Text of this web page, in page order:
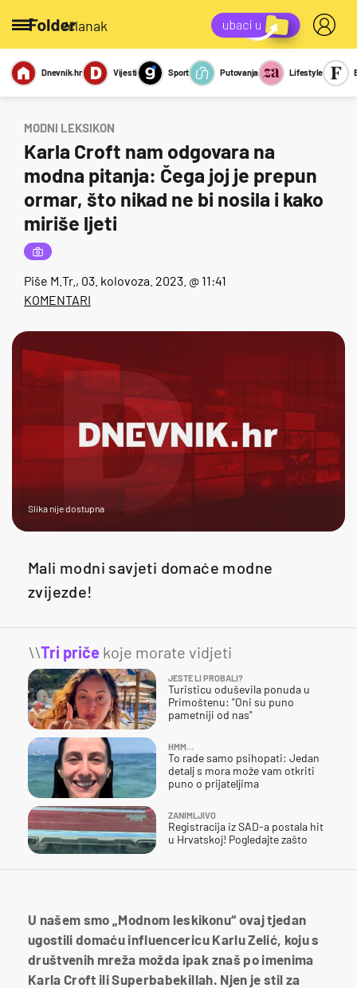
/članak
Miks Kviz
Report
Sexy
Dnevnik.hr Vijesti Sport Putovanja Lifestyle
MODNI LEKSIKON
Karla Croft nam odgovara na
modna pitanja: Čega joj je prepun
ormar, što nikad ne bi nosila i kako
miriše ljeti
Piše M.Tr. , 03. kolovoza. 2023. @ 11:41
KOMENTARI
Slika nije dostupna
Mali modni savjeti domaće modne
zvijezde!
\\Tri priče koje morate vidjeti
JESTE LI PROBALI?
Turisticu oduševila ponuda u
Primoštenu: "Oni su puno
pametniji od nas"
HMM…
To rade samo psihopati: Jedan
detalj s mora može vam otkriti
puno o prijateljima
ZANIMLJIVO
Registracija iz SAD-a postala hit
u Hrvatskoj! Pogledajte zašto
U našem smo „Modnom leskikonu“ ovaj tjedan
ugostili domaću influencericu Karlu Zelić, koju s
društvenih mreža možda ipak znaš po imenima
Karla Croft ili Superbabekillah. Njen je stil za